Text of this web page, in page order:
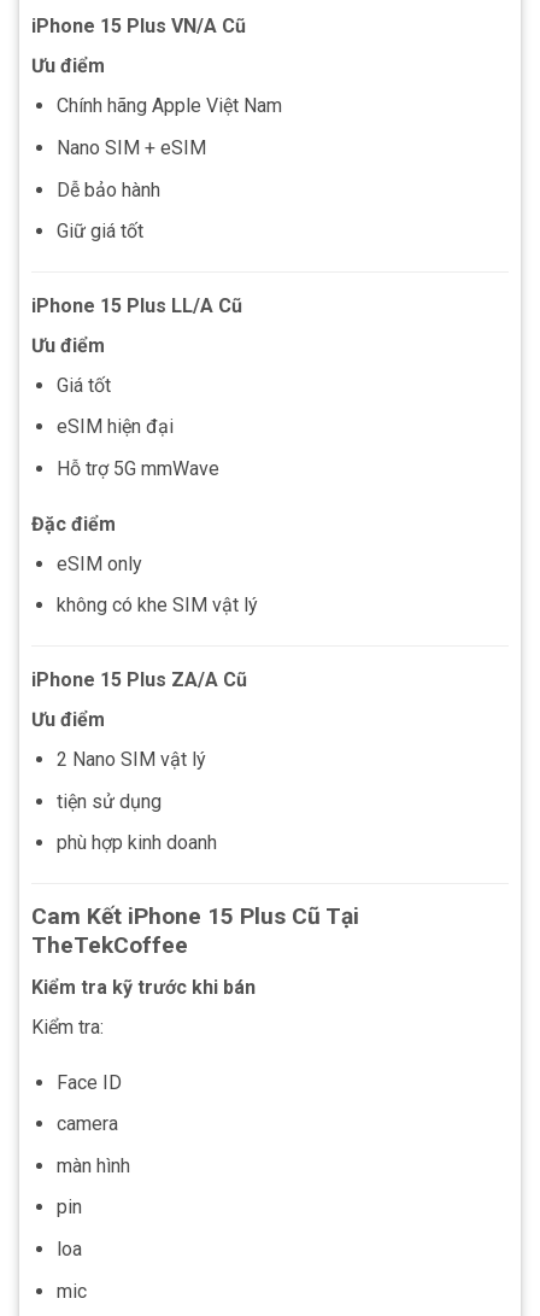
iPhone 15 Plus VN/A Cũ
Ưu điểm
Chính hãng Apple Việt Nam
Nano SIM + eSIM
Dễ bảo hành
Giữ giá tốt
iPhone 15 Plus LL/A Cũ
Ưu điểm
Giá tốt
eSIM hiện đại
Hỗ trợ 5G mmWave
Đặc điểm
eSIM only
không có khe SIM vật lý
iPhone 15 Plus ZA/A Cũ
Ưu điểm
2 Nano SIM vật lý
tiện sử dụng
phù hợp kinh doanh
Cam Kết iPhone 15 Plus Cũ Tại
TheTekCoffee
Kiểm tra kỹ trước khi bán
Kiểm tra:
Face ID
camera
màn hình
pin
loa
mic